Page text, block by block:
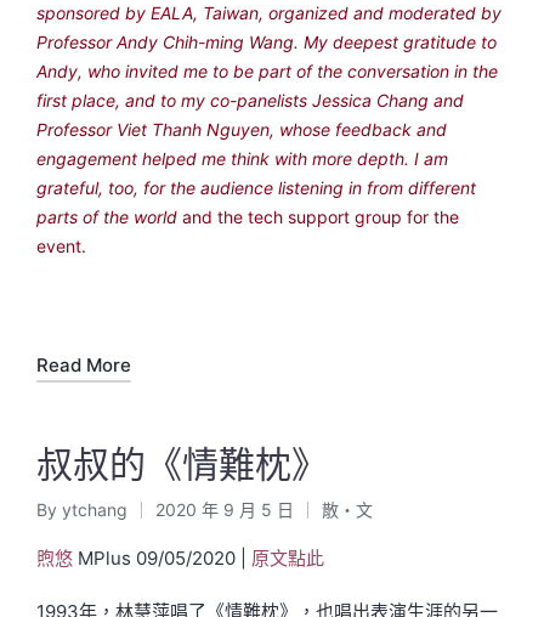
sponsored by EALA, Taiwan, organized and moderated by
Professor Andy Chih-ming Wang. My deepest gratitude to
Andy, who invited me to be part of the conversation in the
first place, and to my co-panelists Jessica Chang and
Professor Viet Thanh Nguyen, whose feedback and
engagement helped me think with more depth. I am
grateful, too, for the audience listening in from different
parts of the world and the tech support group for the
event.
Read More
叔叔的《情難枕》
Posted
by
By ytchang 2020 年 9 月 5 日
Posted
in
散・文
煦悠 MPlus 09/05/2020 | 原文點此
1993年，林慧萍唱了《情難枕》，也唱出表演生涯的另一